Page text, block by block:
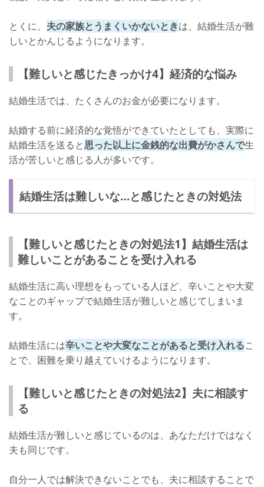
とくに、 夫の家族とうまくいかないときは、結婚生活が難
しいとかんじるようになります。
【難しいと感じたきっかけ4】経済的な悩み
結婚生活では、たくさんのお金が必要になります。
結婚する前に経済的な覚悟ができていたとしても、実際に
結婚生活を送ると思った以上に金銭的な出費がかさんで生
活が苦しいと感じる人が多いです。
結婚生活は難しいな…と感じたときの対処法
【難しいと感じたときの対処法1】結婚生活は
難しいことがあることを受け入れる
結婚生活に高い理想をもっている人ほど、辛いことや大変
なことのギャップで結婚生活が難しいと感じてしまいま
す。
結婚生活には辛いことや大変なことがあると受け入れるこ
とで、困難を乗り越えていけるようになります。
【難しいと感じたときの対処法2】夫に相談す
る
結婚生活が難しいと感じているのは、あなただけではなく
夫も同じです。
自分一人では解決できないことでも、夫に相談することで